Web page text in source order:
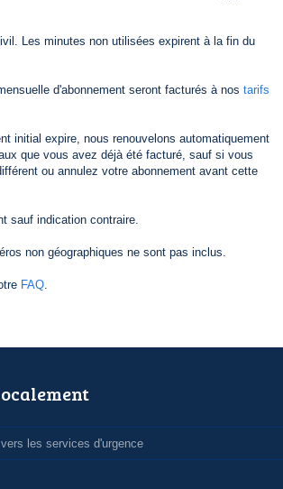
Les minutes non utilisées expirent à la fin du
d'abonnement seront facturés à nos tarifs
initial expire, nous renouvelons automatiquement
que vous avez déjà été facturé, sauf si vous
ou annulez votre abonnement avant cette
sauf indication contraire.
non géographiques ne sont pas inclus.
FAQ.
les services d'urgence